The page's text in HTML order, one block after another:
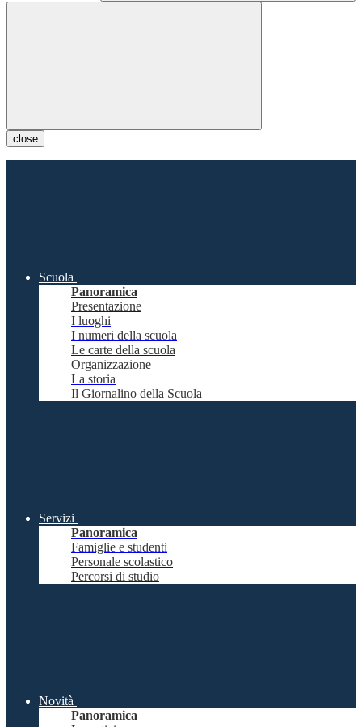
close
Scuola
Panoramica
Presentazione
I luoghi
I numeri della scuola
Le carte della scuola
Organizzazione
La storia
Il Giornalino della Scuola
Servizi
Panoramica
Famiglie e studenti
Personale scolastico
Percorsi di studio
Novità
Panoramica